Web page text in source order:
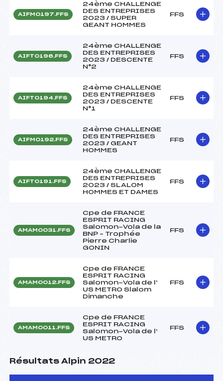
AIFM0197.FFS
24ème CHALLENGE
DES ENTREPRISES
2023 / SUPER
GEANT HOMMES
FFS
AIFT0196.FFS
24ème CHALLENGE
DES ENTREPRISES
2023 / DESCENTE
N°2
FFS
AIFT0194.FFS
24ème CHALLENGE
DES ENTREPRISES
2023 / DESCENTE
N°1
FFS
AIFM0192.FFS
24ème CHALLENGE
DES ENTREPRISES
2023 / GEANT
HOMMES
FFS
AIFT0191.FFS
24ème CHALLENGE
DES ENTREPRISES
2023 / SLALOM
HOMMES ET DAMES
FFS
AMAM0031.FFS
Cpe de FRANCE
ESPRIT RACING
Salomon-Vola de la
BNP – Trophée
Pierre Charlie
GONIN
FFS
AMAM0012.FFS
Cpe de FRANCE
ESPRIT RACING
Salomon-Vola de l'
US METRO Slalom
Dimanche
FFS
AMAM0011.FFS
Cpe de FRANCE
ESPRIT RACING
Salomon-Vola de l'
US METRO
FFS
Résultats Alpin 2022